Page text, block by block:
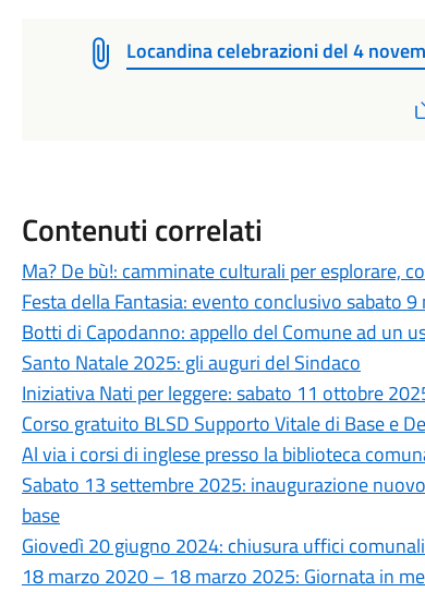
Locandina celebrazioni del 4
Contenuti correlati
Ma? De bù!: camminate culturali per esplorare,
Festa della Fantasia: evento conclusivo sabato
Botti di Capodanno: appello del Comune ad un
Santo Natale 2025: gli auguri del Sindaco
Iniziativa Nati per leggere: sabato 11 ottobre
Corso gratuito BLSD Supporto Vitale di Base e
Al via i corsi di inglese presso la biblioteca
Sabato 13 settembre 2025: inaugurazione
base
Giovedì 20 giugno 2024: chiusura uffici
18 marzo 2020 – 18 marzo 2025: Giornata in